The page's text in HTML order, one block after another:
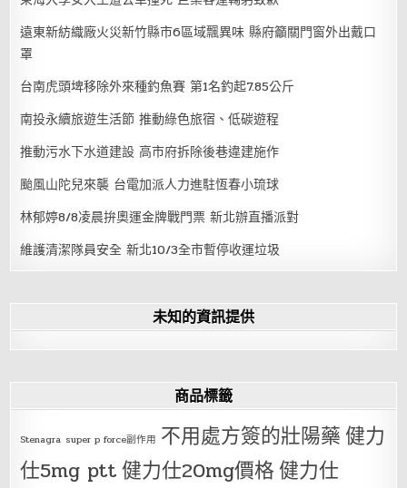
遠東新紡織廠火災新竹縣市6區域飄異味 縣府籲關門窗外出戴口
罩
台南虎頭埤移除外來種釣魚賽 第1名釣起7.85公斤
南投永續旅遊生活節 推動綠色旅宿、低碳遊程
推動污水下水道建設 高市府拆除後巷違建施作
颱風山陀兒來襲 台電加派人力進駐恆春小琉球
林郁婷8/8凌晨拚奧運金牌戰門票 新北辦直播派對
維護清潔隊員安全 新北10/3全市暫停收運垃圾
未知的資訊提供
商品標籤
Stenagra super p force副作用 不用處方簽的壯陽藥健力
仕5mg ptt健力仕20mg價格健力仕